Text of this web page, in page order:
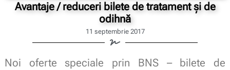
Avantaje / reduceri bilete de tratament şi de
odihnă
11 septembrie 2017
Noi oferte speciale prin BNS – bilete de